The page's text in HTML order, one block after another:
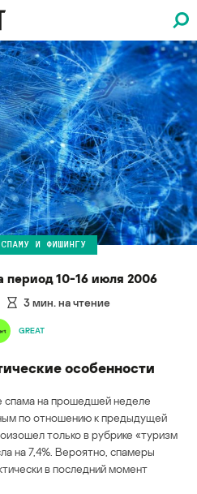
И ФИШИНГУ
период 10-16 июля 2006
3мин. на чтение
GREAT
особенности
спама на прошедшей неделе
по отношению к предыдущей
только в рубрике «туризм
на 7,4%. Вероятно, спамеры
в последний момент